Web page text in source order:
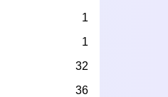
1
1
32
36